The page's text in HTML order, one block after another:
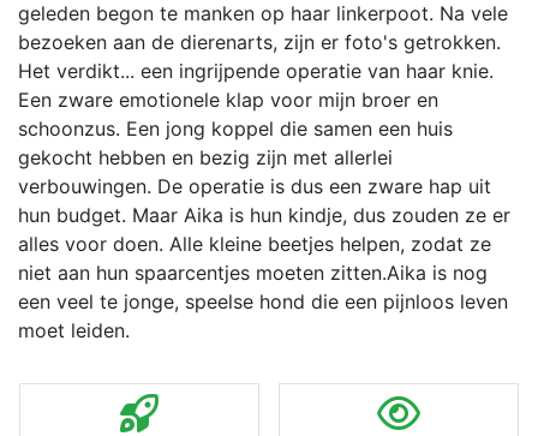
geleden begon te manken op haar linkerpoot. Na vele
bezoeken aan de dierenarts, zijn er foto's getrokken.
Het verdikt... een ingrijpende operatie van haar knie.
Een zware emotionele klap voor mijn broer en
schoonzus. Een jong koppel die samen een huis
gekocht hebben en bezig zijn met allerlei
verbouwingen. De operatie is dus een zware hap uit
hun budget. Maar Aika is hun kindje, dus zouden ze er
alles voor doen. Alle kleine beetjes helpen, zodat ze
niet aan hun spaarcentjes moeten zitten.Aika is nog
een veel te jonge, speelse hond die een pijnloos leven
moet leiden.